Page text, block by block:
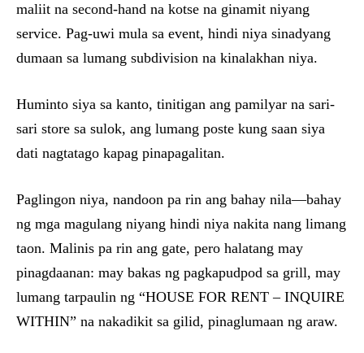
maliit na second-hand na kotse na ginamit niyang
service. Pag-uwi mula sa event, hindi niya sinadyang
dumaan sa lumang subdivision na kinalakhan niya.
Huminto siya sa kanto, tinitigan ang pamilyar na sari-
sari store sa sulok, ang lumang poste kung saan siya
dati nagtatago kapag pinapagalitan.
Paglingon niya, nandoon pa rin ang bahay nila—bahay
ng mga magulang niyang hindi niya nakita nang limang
taon. Malinis pa rin ang gate, pero halatang may
pinagdaanan: may bakas ng pagkapudpod sa grill, may
lumang tarpaulin ng “HOUSE FOR RENT – INQUIRE
WITHIN” na nakadikit sa gilid, pinaglumaan ng araw.